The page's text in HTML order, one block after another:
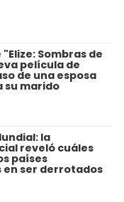
Sombras de
película de
de una esposa
su marido
la
reveló cuáles
países
ser derrotados